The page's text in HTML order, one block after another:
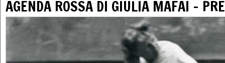
AGENDA ROSSA DI GIULIA MAFAI -